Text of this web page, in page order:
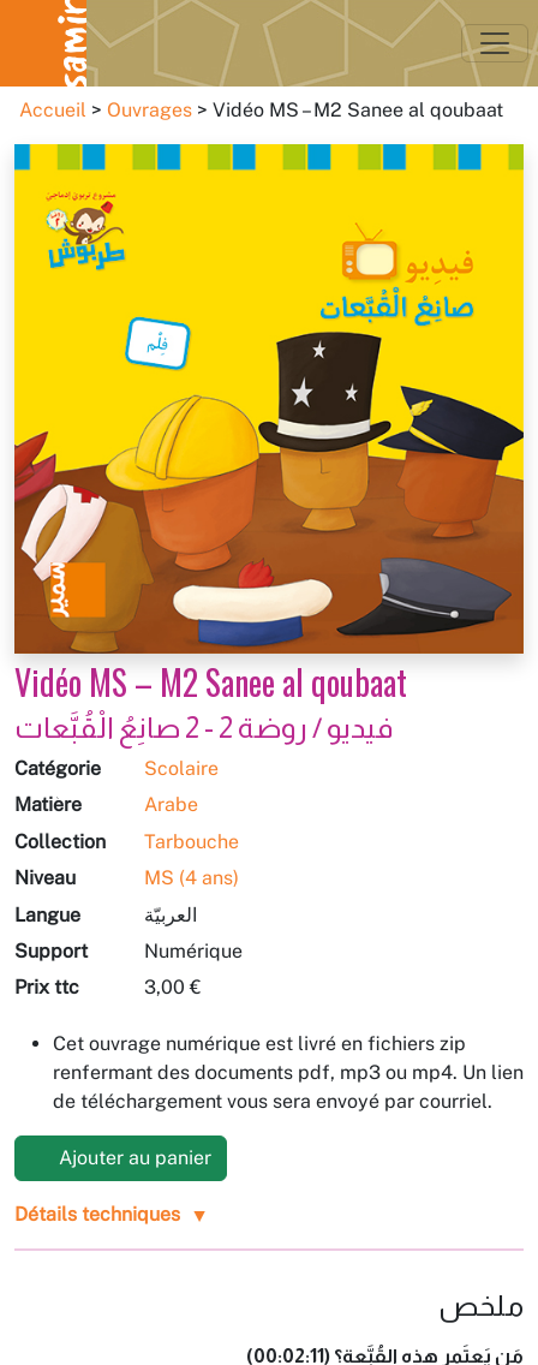
Accueil Ouvrages Vidéo MS – M2 Sanee al qoubaat
Vidéo MS – M2 Sanee al qoubaat
فيديو / روضة 2 - 2 صانِعُ‭ ‬الْقُبَّعات
Catégorie
Scolaire
Matière
Arabe
Collection
Tarbouche
Niveau
MS (4 ans)
Langue
العربيّة
Support
Numérique
Prix ttc
3,00 €
Cet ouvrage numérique est livré en fichiers zip
renfermant des documents pdf, mp3 ou mp4. Un lien
de téléchargement vous sera envoyé par courriel.
Ajouter au panier
Détails techniques
ملخص
مَن يَعتَمِر هذِه القُبَّعة؟ (00:02:11)